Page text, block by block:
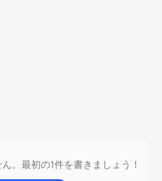
。最初の1件を書きましょう！